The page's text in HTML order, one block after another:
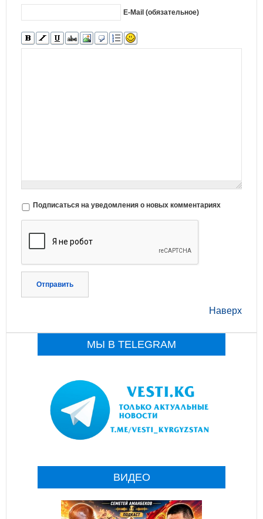
E-Mail (обязательное)
Подписаться на уведомления о новых комментариях
Отправить
Наверх
МЫ В TELEGRAM
ВИДЕО